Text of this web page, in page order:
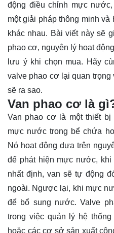
động điều chỉnh mực
một giải pháp thông minh
khác nhau. Bài viết này sẽ
phao cơ, nguyên lý hoạt
lưu ý khi chọn mua. Hãy
valve phao cơ lại quan
sẽ ra sao.
Van phao cơ là
Van phao cơ là một thiết
mực nước trong bể chứa
Nó hoạt động dựa trên
để phát hiện mực nước,
nhất định, van sẽ tự động
ngoài. Ngược lại, khi mực
để bổ sung nước. Valve
trong việc quản lý hệ
hoặc các cơ sở sản xuất